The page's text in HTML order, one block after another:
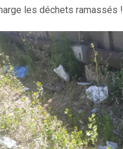
les déchets ramassés !